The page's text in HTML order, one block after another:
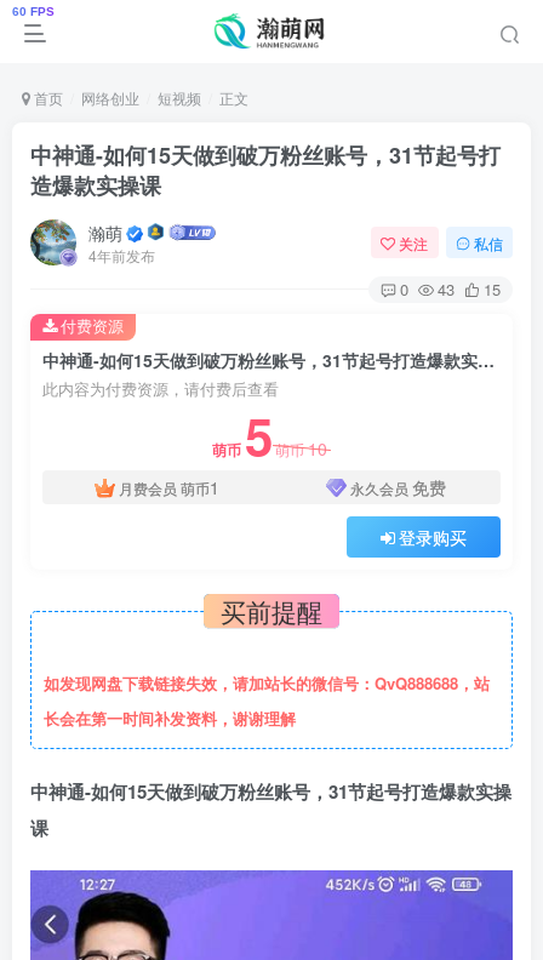
首页 网络创业 短视频 正文
中神通-如何15天做到破万粉丝账号，​31节起号打
造爆款实操课
瀚萌
4年前发布
关注 私信
0 43 15
中神通-如何15天做到破万粉丝账号，​31节起号打造爆款实操课
此内容为付费资源，请付费后查看
萌币 5萌币10
月费会员 萌币1 永久会员 免费
登录购买
付费资源
买前提醒
如发现网盘下载链接失效，请加站长的微信号：QvQ888688，站
长会在第一时间补发资料，谢谢理解
中神通-如何15天做到破万粉丝账号，​31节起号打造爆款实操
课